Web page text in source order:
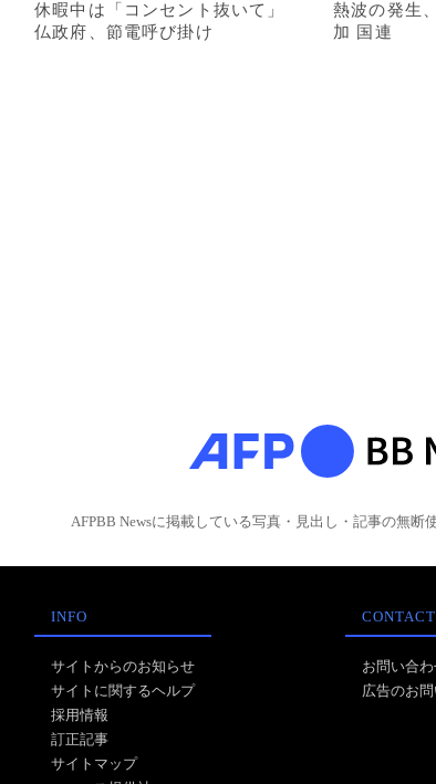
休暇中は「コンセント抜いて」
仏政府、節電呼び掛け
熱波の発生
加 国連
AFPBB Newsに掲載している写真・見出し・記事の無断
INFO
サイトからのお知らせ
サイトに関するヘルプ
採用情報
訂正記事
サイトマップ
CONTACT
お問い合
広告のお